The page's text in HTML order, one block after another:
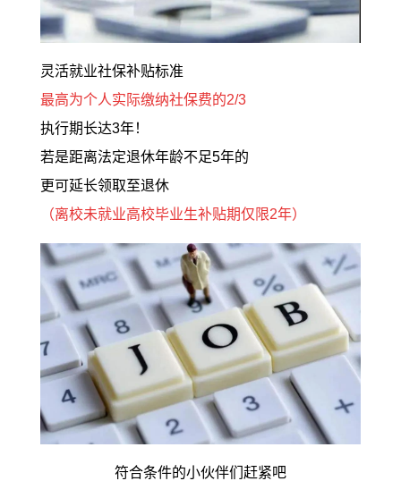
灵活就业社保补贴标准
最高为个人实际缴纳社保费的2/3
执行期长达3年！
若是距离法定退休年龄不足5年的
更可延长领取至退休
（离校未就业高校毕业生补贴期仅限2年）
符合条件的小伙伴们赶紧吧